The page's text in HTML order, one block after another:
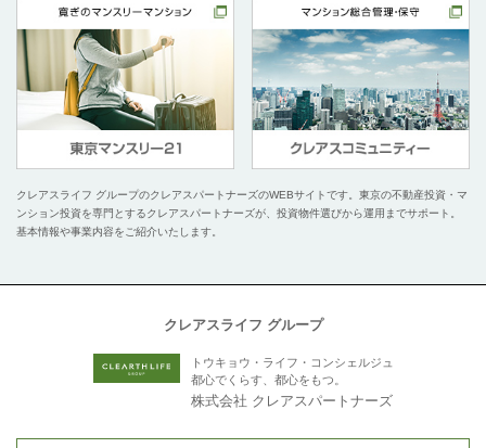
クレアスライフ グループのクレアスパートナーズのWEBサイトです。 東京の不動産投資・マ
ンション投資を専門とするクレアスパートナーズが、投資物件選びから運用までサポート。
基本情報や事業内容をご紹介いたします。
トウキョウ・ライフ・コンシェルジュ
都心でくらす、都心をもつ。
株式会社 クレアスパートナーズ
クレアスライフ グループ